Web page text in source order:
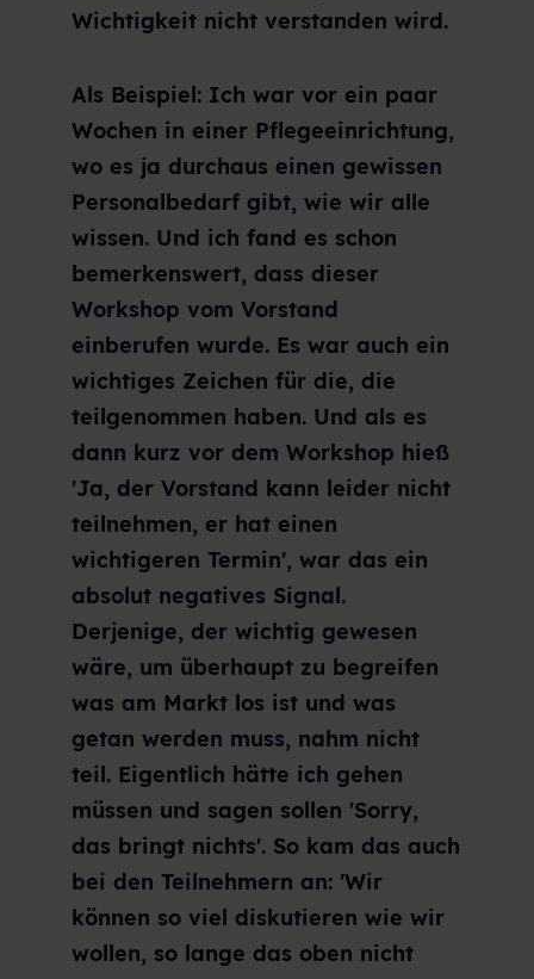
Wichtigkeit nicht verstanden wird.
Als Beispiel: Ich war vor ein paar
Wochen in einer Pflegeeinrichtung,
wo es ja durchaus einen gewissen
Personalbedarf gibt, wie wir alle
wissen. Und ich fand es schon
bemerkenswert, dass dieser
Workshop vom Vorstand
einberufen wurde. Es war auch ein
wichtiges Zeichen für die, die
teilgenommen haben. Und als es
dann kurz vor dem Workshop hieß
'Ja, der Vorstand kann leider nicht
teilnehmen, er hat einen
wichtigeren Termin', war das ein
absolut negatives Signal.
Derjenige, der wichtig gewesen
wäre, um überhaupt zu begreifen
was am Markt los ist und was
getan werden muss, nahm nicht
teil. Eigentlich hätte ich gehen
müssen und sagen sollen 'Sorry,
das bringt nichts'. So kam das auch
bei den Teilnehmern an: 'Wir
können so viel diskutieren wie wir
wollen, so lange das oben nicht